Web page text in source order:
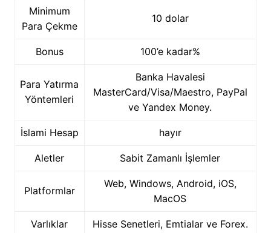
Minimum
Para Çekme
10 dolar
Bonus 100’e kadar%
Para Yatırma
Yöntemleri
Banka Havalesi
MasterCard/Visa/Maestro, PayPal
ve Yandex Money.
İslami Hesap hayır
Aletler Sabit Zamanlı İşlemler
Platformlar
Web, Windows, Android, iOS,
MacOS
Varlıklar Hisse Senetleri, Emtialar ve Forex.